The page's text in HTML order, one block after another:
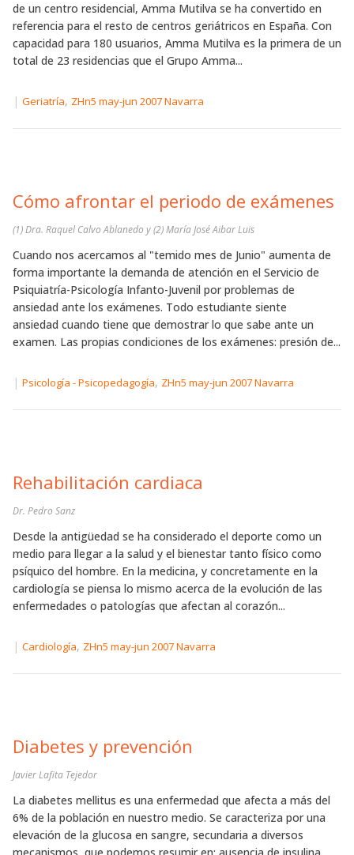
de un centro residencial, Amma Mutilva se ha convertido en
referencia para el resto de centros geriátricos en España. Con
capacidad para 180 usuarios, Amma Mutilva es la primera de un
total de 23 residencias que el Grupo Amma...
| Geriatría, ZHn5 may-jun 2007 Navarra
Cómo afrontar el periodo de exámenes
(1) Dra. Raquel Calvo Ablanedo y (2) María José Aibar Luis
Cuando nos acercamos al "temido mes de Junio" aumenta de
forma importante la demanda de atención en el Servicio de
Psiquiatría-Psicología Infanto-Juvenil por problemas de
ansiedad ante los exámenes. Todo estudiante siente
ansiedad cuando tiene que demostrar lo que sabe ante un
examen. Las propias condiciones de los exámenes: presión de...
| Psicología - Psicopedagogía, ZHn5 may-jun 2007 Navarra
Rehabilitación cardiaca
Dr. Pedro Sanz
Desde la antigüedad se ha considerado el deporte como un
medio para llegar a la salud y el bienestar tanto físico como
psíquico del hombre. En la medicina, y concretamente en la
cardiología se piensa lo mismo acerca de la evolución de las
enfermedades o patologías que afectan al corazón...
| Cardiología, ZHn5 may-jun 2007 Navarra
Diabetes y prevención
Javier Lafita Tejedor
La diabetes mellitus es una enfermedad que afecta a más del
6% de la población en nuestro medio. Se caracteriza por una
elevación de la glucosa en sangre, secundaria a diversos